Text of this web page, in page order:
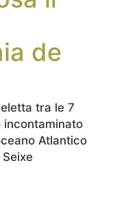
de
tra le 7
incontaminato
Atlantico